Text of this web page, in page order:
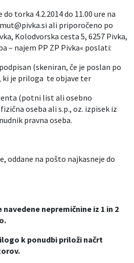
torka 4.2.2014 do 11.00 ure na
ali priporočeno po
Kolodvorska cesta 5, 6257 Pivka,
– najem PP ZP Pivka« poslati:
(skeniran, če je poslan po
je priloga te objave ter
(potni list ali osebno
oseba ali s.p., oz. izpisek iz
pravna oseba.
oddane na pošto najkasneje do
nepremičnine iz 1 in 2
k ponudbi priloži načrt